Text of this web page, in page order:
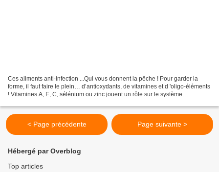
Ces aliments anti-infection ...Qui vous donnent la pêche ! Pour garder la
forme, il faut faire le plein… d’antioxydants, de vitamines et d 'oligo-éléments
! Vitamines A, E, C, sélénium ou zinc jouent un rôle sur le système
< Page précédente Page suivante >
Hébergé par Overblog
Top articles